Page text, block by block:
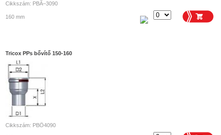
Cikkszám: PBÃ–3090
160 mm
Tricox PPs bővítő 150-160
Cikkszám: PBÖ4090